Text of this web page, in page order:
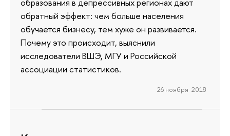
обратный эффект: чем больше населения
обучается бизнесу, тем хуже он развивается.
Почему это происходит, выяснили
исследователи ВШЭ, МГУ и Российской
ассоциации статистиков.
26 ноября 2018